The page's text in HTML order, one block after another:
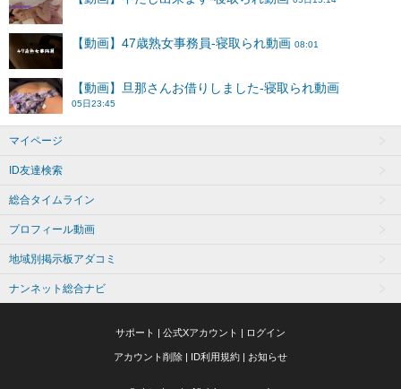
マイページ
ID友達検索
総合タイムライン
プロフィール動画
地域別掲示板アダコミ
ナンネット総合ナビ
サポート | 公式Xアカウント | ログイン
アカウント削除 | ID利用規約 | お知らせ